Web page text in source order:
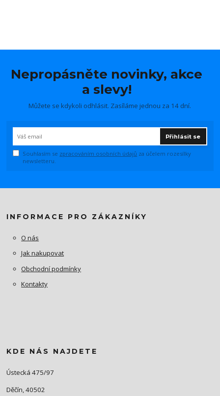
Nepropásněte novinky, akce
a slevy!
Můžete se kdykoli odhlásit. Zasíláme jednou za 14 dní.
Přihlásit se
Souhlasím se zpracováním osobních údajů za účelem rozesílky
newsletteru.
INFORMACE PRO ZÁKAZNÍKY
O nás
Jak nakupovat
Obchodní podmínky
Kontakty
KDE NÁS NAJDETE
Ústecká 475/97
Děčín, 40502